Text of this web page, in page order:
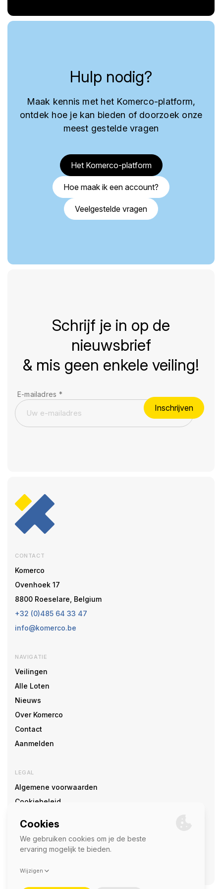
Hulp nodig?
Maak kennis met het Komerco-platform,
ontdek hoe je kan bieden of doorzoek onze
meest gestelde vragen
Het Komerco-platform
Hoe maak ik een account?
Veelgestelde vragen
Schrijf je in op de
nieuwsbrief
& mis geen enkele veiling!
E-mailadres *
Inschrijven
CONTACT
Komerco
Ovenhoek 17
8800 Roeselare, Belgium
+32 (0)485 64 33 47
info@komerco.be
NAVIGATIE
Veilingen
Alle Loten
Nieuws
Over Komerco
Contact
Aanmelden
LEGAL
Algemene voorwaarden
Cookiebeleid
SOCIAL